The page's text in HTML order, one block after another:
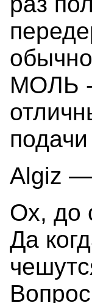
МОЛЬ -
Algiz —
Ох, до
Да